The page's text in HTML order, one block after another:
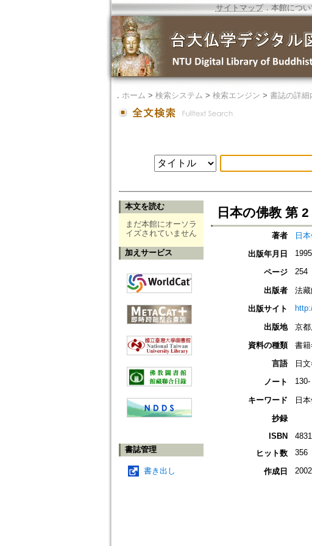
サイトマップ．本館につい
． ホーム > 検索システム > 検索エンジン > 書誌の詳細
本文を読む
まだ本館にオーソラ
イズされていません
加えサービス
書誌管理
書き出し
日本の佛教 第
著者
日
出版年月日
ページ 254
出版者
法藏
出版サイト
出版地
京
資料の種類
書
言語
日
ノート
130-
キーワード
日
抄録
ISBN
ヒット数
356
作成日